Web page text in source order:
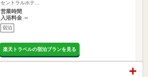
セントラルホテ…
営業時間
入浴料金 ～
宿泊
楽天トラベルの宿泊プランを見る